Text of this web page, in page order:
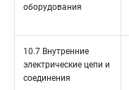
оборудования
10.7 Внутренние
электрические цепи и
соединения